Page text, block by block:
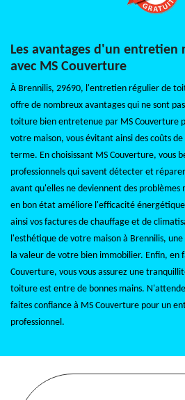
Les avantages d'un
avec MS Couverture
À Brennilis, 29690, l'entretien régulier de
offre de nombreux avantages qui ne sont
toiture bien entretenue par MS Couverture
votre maison, vous évitant ainsi des coûts
terme. En choisissant MS Couverture, vous
professionnels qui savent détecter et
avant qu'elles ne deviennent des
en bon état améliore l'efficacité
ainsi vos factures de chauffage et de
l'esthétique de votre maison à Brennilis,
la valeur de votre bien immobilier. Enfin, en
Couverture, vous vous assurez une
toiture est entre de bonnes mains.
faites confiance à MS Couverture pour un
professionnel.